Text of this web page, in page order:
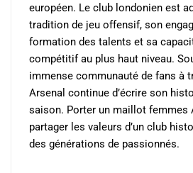
européen. Le club londonien est
tradition de jeu offensif, son
formation des talents et sa
compétitif au plus haut niveau.
immense communauté de fans à
Arsenal continue d’écrire son
saison. Porter un maillot femmes
partager les valeurs d’un club
des générations de passionnés.